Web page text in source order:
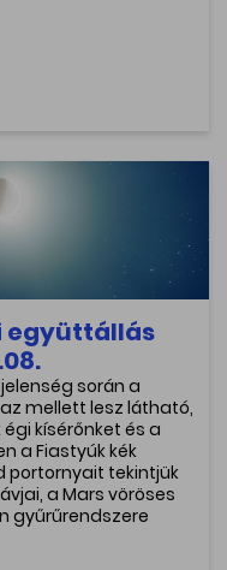
együttállás
során a
mellett lesz látható,
kísérőnket és a
a Fiastyúk kék
portornyait tekintjük
a Mars vöröses
gyűrűrendszere